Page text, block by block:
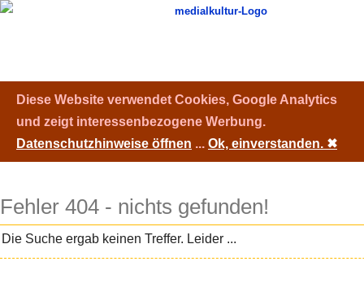
Diese Website verwendet Cookies, Google Analytics
und zeigt interessenbezogene Werbung.
Datenschutzhinweise öffnen ... Ok, einverstanden. ✖
Fehler 404 - nichts gefunden!
Die Suche ergab keinen Treffer. Leider ...